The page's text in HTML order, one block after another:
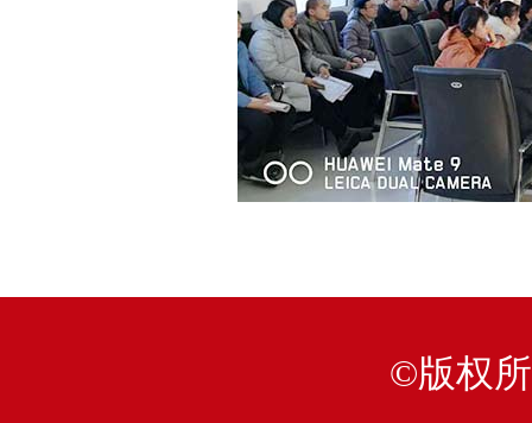
©版权